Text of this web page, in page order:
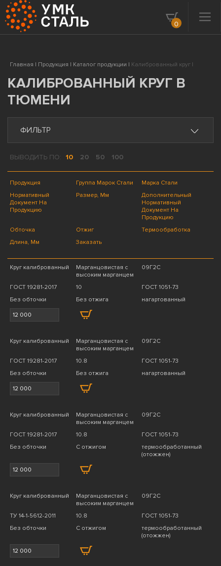
0
Главная | Продукция | Каталог продукции | Калиброванный круг |
КАЛИБРОВАННЫЙ КРУГ В
ТЮМЕНИ
ФИЛЬТР
ВЫВОДИТЬ ПО: 10 20 50 100
Продукция Группа Марок Стали
Марка Стали
Нормативный
Документ На
Продукцию
Размер, Мм
Дополнительный
Нормативный
Документ На
Продукцию
Обточка
Отжиг
Термообработка
Длина, Мм
Заказать
Круг калиброванный
Марганцовистая с
высоким марганцем
09Г2С
ГОСТ 19281-2017 10
ГОСТ 1051-73
Без обточки
Без отжига нагартованный
Круг калиброванный
Марганцовистая с
высоким марганцем
09Г2С
ГОСТ 19281-2017 10.8
ГОСТ 1051-73
Без обточки
Без отжига нагартованный
Круг калиброванный
Марганцовистая с
высоким марганцем
09Г2С
ГОСТ 19281-2017 10.8
ГОСТ 1051-73
Без обточки
С отжигом
термообработанный
(отожжен)
Круг калиброванный
Марганцовистая с
высоким марганцем
09Г2С
ТУ 14-1-5612-2011 10.8
ГОСТ 1051-73
Без обточки
С отжигом
термообработанный
(отожжен)